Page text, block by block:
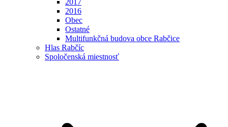
2017
2016
Obec
Ostatné
Multifunkčná budova obce Rabčice
Hlas Rabčíc
Spoločenská miestnosť